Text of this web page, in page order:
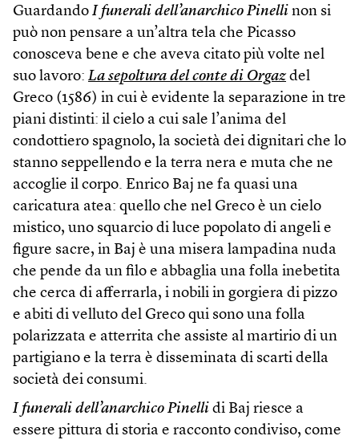
Guardando I funerali dell’anarchico Pinelli non si
può non pensare a un’altra tela che Picasso
conosceva bene e che aveva citato più volte nel
suo lavoro: La sepoltura del conte di Orgazdel
Greco (1586) in cui è evidente la separazione in tre
piani distinti: il cielo a cui sale l’anima del
condottiero spagnolo, la società dei dignitari che lo
stanno seppellendo e la terra nera e muta che ne
accoglie il corpo. Enrico Baj ne fa quasi una
caricatura atea: quello che nel Greco è un cielo
mistico, uno squarcio di luce popolato di angeli e
figure sacre, in Baj è una misera lampadina nuda
che pende da un filo e abbaglia una folla inebetita
che cerca di afferrarla, i nobili in gorgiera di pizzo
e abiti di velluto del Greco qui sono una folla
polarizzata e atterrita che assiste al martirio di un
partigiano e la terra è disseminata di scarti della
società dei consumi.
I funerali dell’anarchico Pinelli di Baj riesce a
essere pittura di storia e racconto condiviso, come